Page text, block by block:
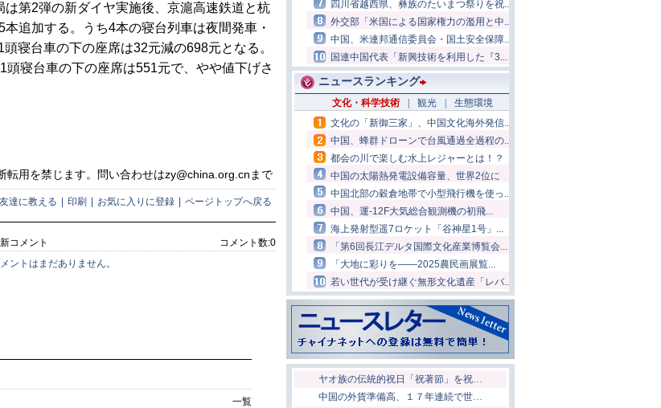
第2弾の新ダイヤ実施後、京滬高速鉄道と杭
追加する。うち4本の寝台列車は夜間発車・
寝台車の下の座席は32元減の698元となる。
寝台車の下の座席は551元で、やや値下げさ
転用を禁じます。問い合わせはzy@china.org.cnまで
友達に教える 印刷 お気に入りに登録 ページトップへ戻る
コメント数:0
コメント
ントはまだありません。